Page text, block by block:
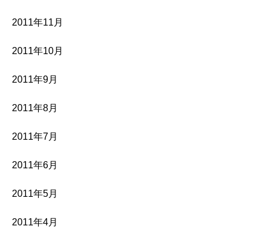
2011年11月
2011年10月
2011年9月
2011年8月
2011年7月
2011年6月
2011年5月
2011年4月